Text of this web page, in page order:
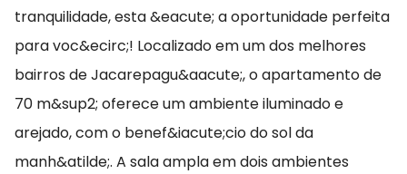
tranquilidade, esta &eacute; a oportunidade perfeita
para voc&ecirc;! Localizado em um dos melhores
bairros de Jacarepagu&aacute;, o apartamento de
70 m&sup2; oferece um ambiente iluminado e
arejado, com o benef&iacute;cio do sol da
manh&atilde;. A sala ampla em dois ambientes